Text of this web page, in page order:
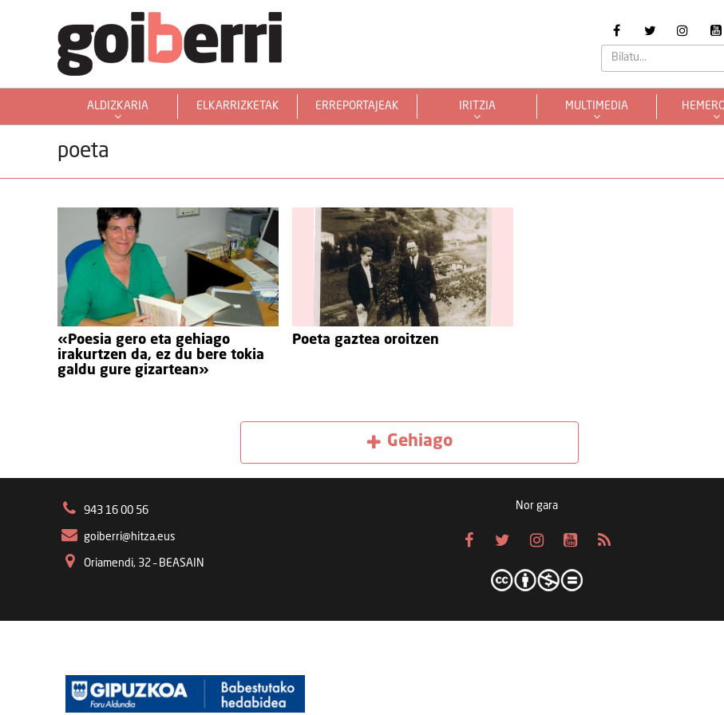
ALDIZKARIA ELKARRIZKETAK ERREPORTAJEAK IRITZIA MULTIMEDIA
poeta
«Poesia gero eta gehiago
irakurtzen da, ez du bere tokia
galdu gure gizartean»
Poeta gaztea oroitzen
Gehiago
943 16 00 56
goiberri@hitza.eus
Oriamendi, 32 – BEASAIN
Nor gara